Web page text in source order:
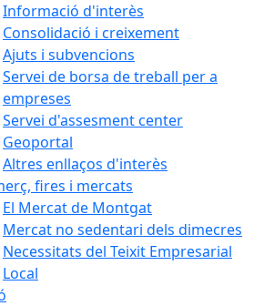
Informació d'interès
Consolidació i creixement
Ajuts i subvencions
Servei de borsa de treball per a
empreses
Servei d'assesment center
Geoportal
Altres enllaços d'interès
fires i mercats
El Mercat de Montgat
Mercat no sedentari dels dimecres
Necessitats del Teixit Empresarial
Local